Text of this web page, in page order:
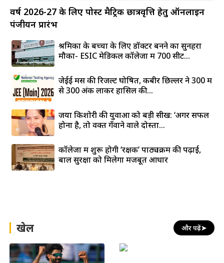
वर्ष 2026-27 के लिए पोस्ट मैट्रिक छात्रवृत्ति हेतु ऑनलाइन
पंजीयन प्रारंभ
श्रमिकों के बच्चों के लिए डॉक्टर बनने का सुनहरा
मौका- ESIC मेडिकल कॉलेजों में 700 सीटें...
जेईई मेंस की रिजल्ट घोषित, कबीर छिल्लर ने 300 में
से 300 अंक लाकर हासिल की...
जया किशोरी की युवाओं को बड़ी सीख: ‘अगर सफल
होना है, तो वक्त गँवाने वाले दोस्तों...
कॉलेजों में शुरू होगी ‘रक्षक’ पाठ्यक्रम की पढ़ाई,
बाल सुरक्षा को मिलेगा मजबूत आधार
खेल और पढ़ें➤